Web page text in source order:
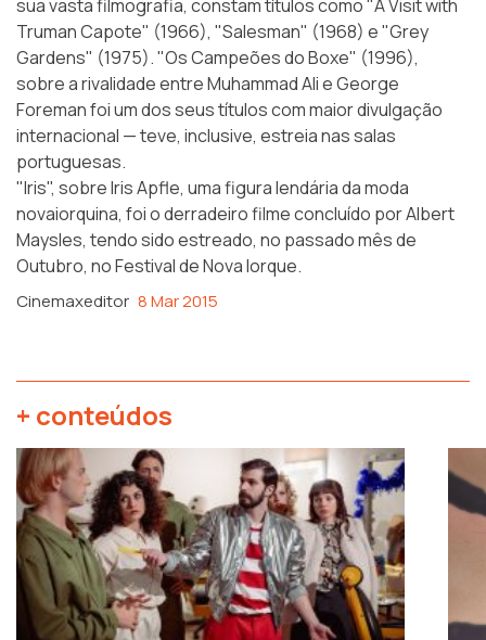
sua vasta filmografia, constam títulos como "A Visit with
Truman Capote" (1966), "Salesman" (1968) e "Grey
Gardens" (1975). "Os Campeões do Boxe" (1996),
sobre a rivalidade entre Muhammad Ali e George
Foreman foi um dos seus títulos com maior divulgação
internacional — teve, inclusive, estreia nas salas
portuguesas.
"Iris", sobre Iris Apfle, uma figura lendária da moda
novaiorquina, foi o derradeiro filme concluído por Albert
Maysles, tendo sido estreado, no passado mês de
Outubro, no Festival de Nova Iorque.
Cinemaxeditor 8 Mar 2015
+ conteúdos